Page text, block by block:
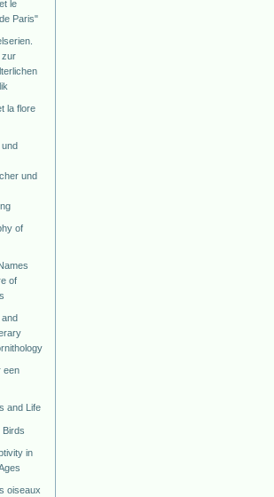
le
Paris"
zur
la flore
und
of
of
een
and Life
Birds
in
oiseaux